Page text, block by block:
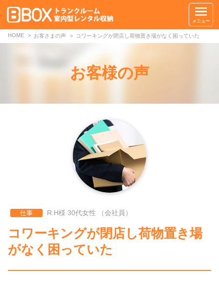
メニュー
HOME お客さまの声 コワーキングが閉店し荷物置き場がなく困っていた
お客様の声
仕事 R.H様 30代女性 （会社員）
コワーキングが閉店し荷物置き場
がなく困っていた